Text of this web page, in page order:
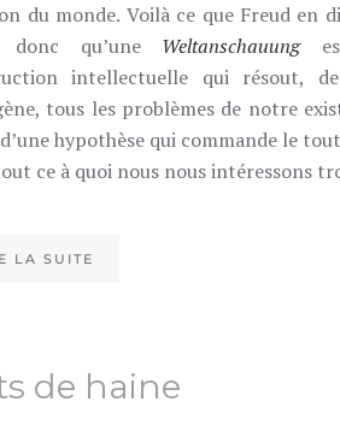
du monde. Voilà ce que Freud en
donc qu’une Weltanschauung
intellectuelle qui résout,
tous les problèmes de notre
hypothèse qui commande le
ce à quoi nous nous intéressons
LA SUITE
de haine